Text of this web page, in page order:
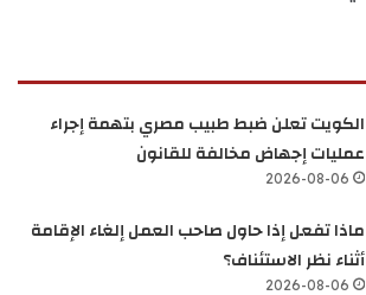
الكويت تعلن ضبط طبيب مصري بتهمة إجراء
عمليات إجهاض مخالفة للقانون
2026-08-06
ماذا تفعل إذا حاول صاحب العمل إلغاء الإقامة
أثناء نظر الاستئناف؟
2026-08-06